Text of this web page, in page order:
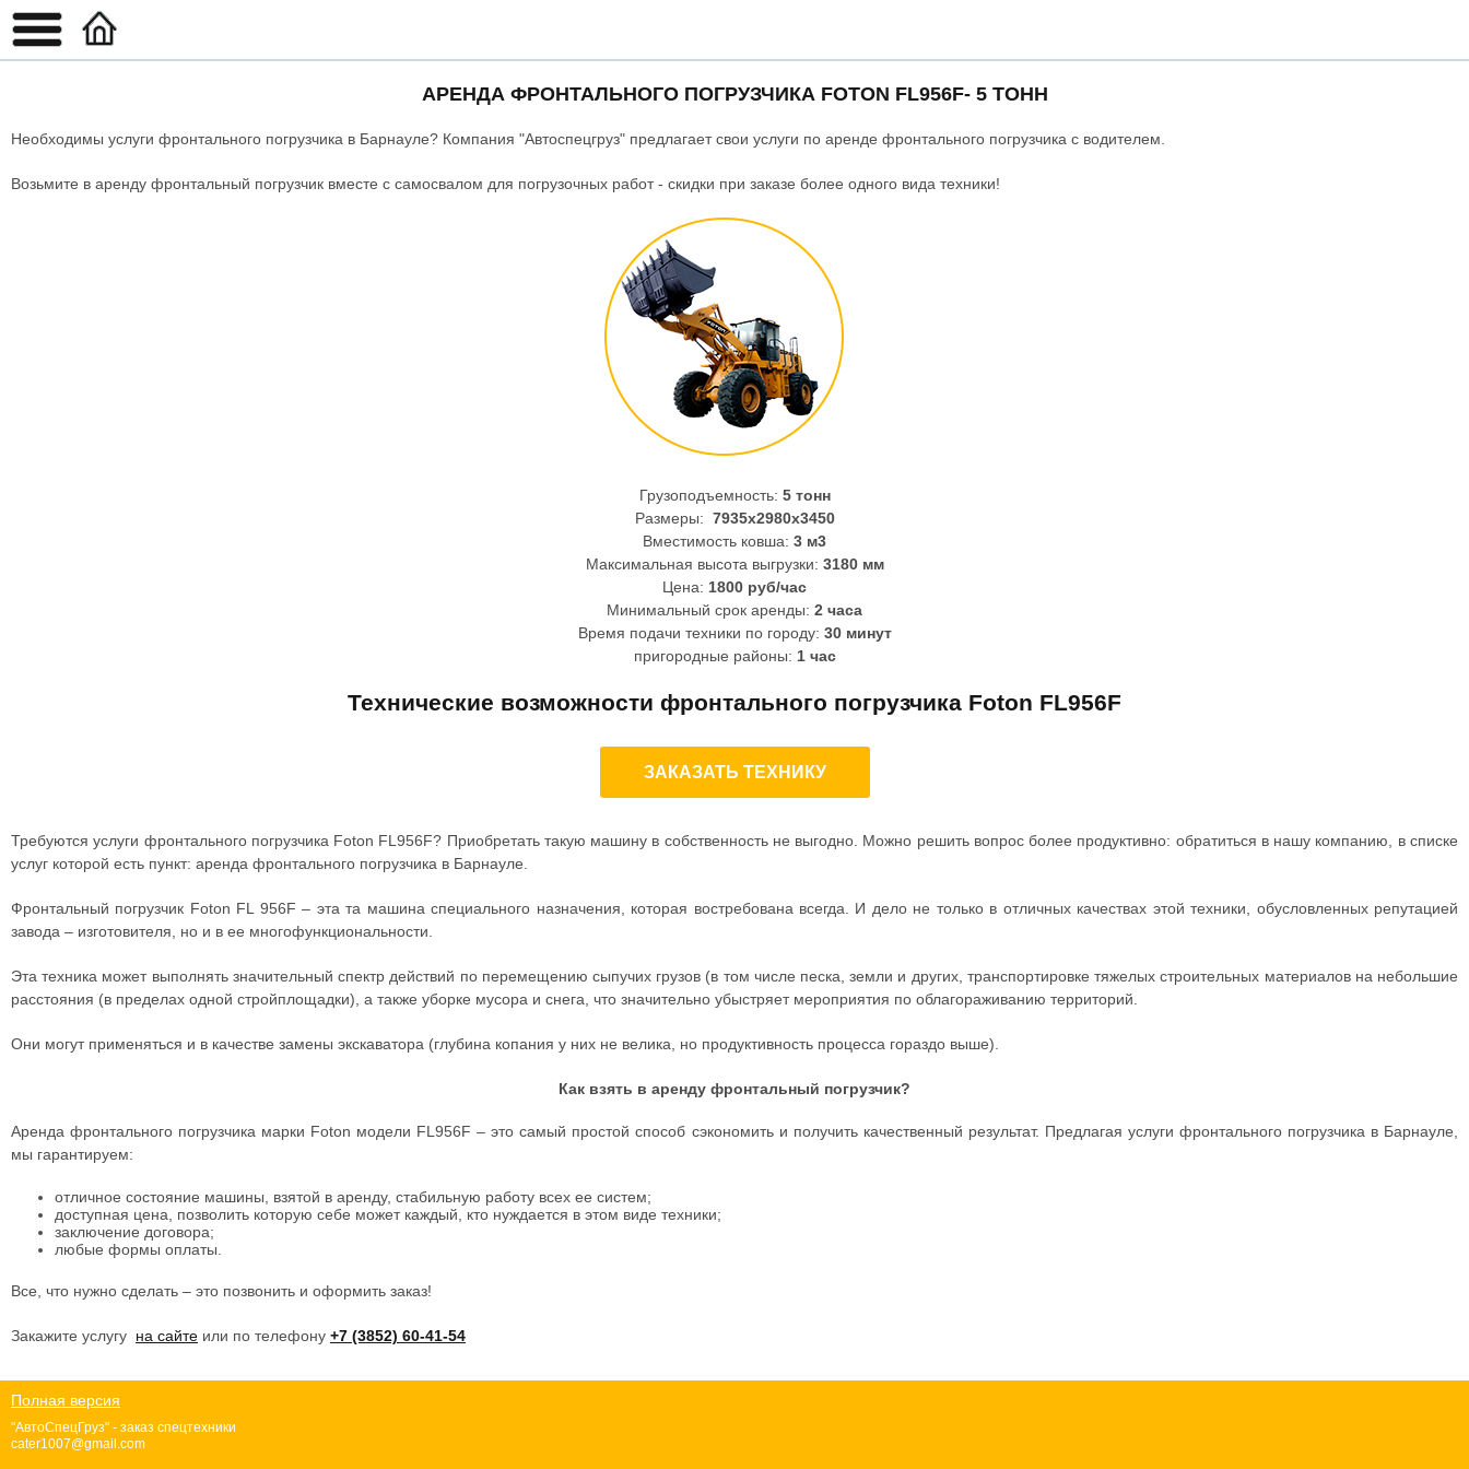
АРЕНДА ФРОНТАЛЬНОГО ПОГРУЗЧИКА FOTON FL956F- 5 ТОНН
Необходимы услуги фронтального погрузчика в Барнауле? Компания "Автоспецгруз" предлагает свои услуги по аренде фронтального погрузчика с водителем.
Возьмите в аренду фронтальный погрузчик вместе с самосвалом для погрузочных работ - скидки при заказе более одного вида техники!
Грузоподъемность: 5 тонн
Размеры: 7935х2980х3450
Вместимость ковша: 3 м3
Максимальная высота выгрузки: 3180 мм
Цена: 1800 руб/час
Минимальный срок аренды: 2 часа
Время подачи техники по городу: 30 минут
пригородные районы: 1 час
Технические возможности фронтального погрузчика Foton FL956F
ЗАКАЗАТЬ ТЕХНИКУ
Требуются услуги фронтального погрузчика Foton FL956F? Приобретать такую машину в собственность не выгодно. Можно решить вопрос более продуктивно: обратиться в нашу компанию, в списке
услуг которой есть пункт: аренда фронтального погрузчика в Барнауле.
Фронтальный погрузчик Foton FL 956F – эта та машина специального назначения, которая востребована всегда. И дело не только в отличных качествах этой техники, обусловленных репутацией
завода – изготовителя, но и в ее многофункциональности.
Эта техника может выполнять значительный спектр действий по перемещению сыпучих грузов (в том числе песка, земли и других, транспортировке тяжелых строительных материалов на небольшие
расстояния (в пределах одной стройплощадки), а также уборке мусора и снега, что значительно убыстряет мероприятия по облагораживанию территорий.
Они могут применяться и в качестве замены экскаватора (глубина копания у них не велика, но продуктивность процесса гораздо выше).
Как взять в аренду фронтальный погрузчик?
Аренда фронтального погрузчика марки Foton модели FL956F – это самый простой способ сэкономить и получить качественный результат. Предлагая услуги фронтального погрузчика в Барнауле,
мы гарантируем:
отличное состояние машины, взятой в аренду, стабильную работу всех ее систем;
доступная цена, позволить которую себе может каждый, кто нуждается в этом виде техники;
заключение договора;
любые формы оплаты.
Все, что нужно сделать – это позвонить и оформить заказ!
Закажите услугу на сайте или по телефону +7 (3852) 60-41-54
Полная версия
"АвтоСпецГруз" - заказ спецтехники
cater1007@gmail.com